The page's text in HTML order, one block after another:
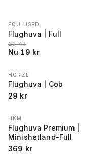
REA −34
EQU USED
Flughuva | Full
LÄGSTA PRIS 30 DAGAR FÖRE REA
29KR
Nu 19 kr
HORZE
Flughuva | Cob
29 kr
HKM
Flughuva Premium |
Minishetland-Full
369 kr